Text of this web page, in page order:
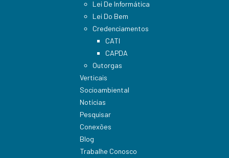
Lei De Informática
Lei Do Bem
Credenciamentos
CATI
CAPDA
Outorgas
Verticais
Socioambiental
Notícias
Pesquisar
Conexões
Blog
Trabalhe Conosco